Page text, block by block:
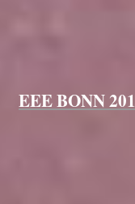
EEE BONN